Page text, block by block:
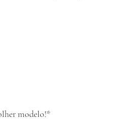
modelo!*